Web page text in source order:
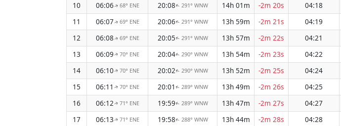
10
06:06↑ 68° ENE 20:08↑ 291° WNW 14h 01m -2m 20s 04:18
11
06:07↑ 69° ENE 20:06↑ 291° WNW 13h 59m -2m 21s 04:19
12
06:08↑ 69° ENE 20:05↑ 291° WNW 13h 57m -2m 22s 04:21
13
06:09↑ 70° ENE 20:04↑ 290° WNW 13h 54m -2m 23s 04:22
14
06:10↑ 70° ENE 20:02↑ 290° WNW 13h 52m -2m 25s 04:24
15
06:11 ↑ 70° ENE 20:01 ↑ 289° WNW 13h 49m -2m 26s 04:25
16
06:12↑ 71° ENE 19:59↑ 289° WNW 13h 47m -2m 27s 04:27
17
06:13↑ 71° ENE 19:58↑ 288° WNW 13h 44m -2m 28s 04:28